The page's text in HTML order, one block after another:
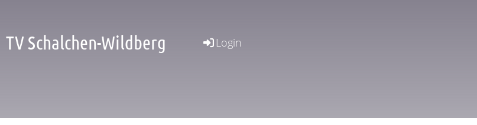
Login
TV Schalchen-Wildberg